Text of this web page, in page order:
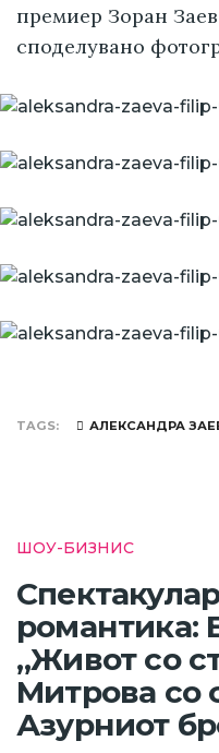
премиер Зоран
споделувано
TAGS АЛЕКСАНДРА
ШОУ-БИЗНИС
романтика:
„Живот со
Митрова со
Азурниот